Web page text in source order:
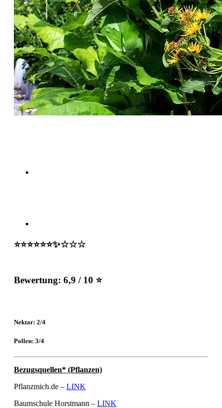
⭐️⭐️⭐️⭐️⭐️⭐️✨☆☆☆
Bewertung: 6,9 / 10 ⭐
Nektar: 2/4
Pollen: 3/4
Bezugsquellen* (Pflanzen)
Pflanzmich.de – LINK
Baumschule Horstmann – LINK